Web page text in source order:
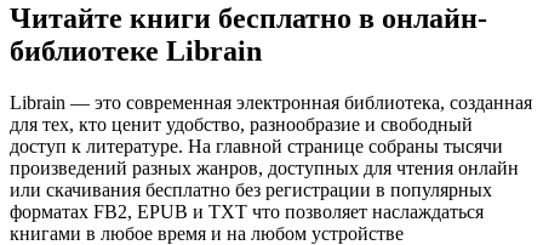
Читайте книги бесплатно в онлайн-
библиотеке Librain
Librain — это современная электронная библиотека, созданная
для тех, кто ценит удобство, разнообразие и свободный
доступ к литературе. На главной странице собраны тысячи
произведений разных жанров, доступных для чтения онлайн
или скачивания бесплатно без регистрации в популярных
форматах FB2, EPUB и TXT что позволяет наслаждаться
книгами в любое время и на любом устройстве